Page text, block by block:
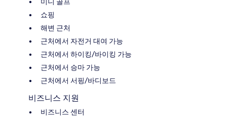
쇼핑
해변 근처
근처에서 자전거 대여 가능
근처에서 하이킹/바이킹 가능
근처에서 승마 가능
근처에서 서핑/바디보드
비즈니스 지원
비즈니스 센터